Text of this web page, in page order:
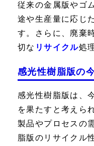
従来の金属版やゴ
途や生産量に応じ
す。さらに、廃棄
切な リサイクル処
感光性樹脂版の
感光性樹脂版は、
を果たすと考えら
製品やプロセスの
脂版のリサイクル